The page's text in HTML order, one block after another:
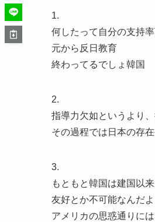
1.
何したって自分の支持
元から反日教育
終わってるでしょ韓国
2.
指導力欠如というより
その過程では日本の存
3.
もともと韓国は建国以
友好とか不可能なんだよ
アメリカの思惑通りに